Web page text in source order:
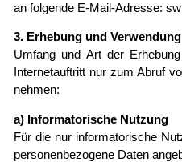
an folgende E-Mail-Adresse:
3. Erhebung und
Umfang und Art der
Internetauftritt nur zum Abruf
nehmen:
a) Informatorische Nutzung
Für die nur informatorische
personenbezogene Daten